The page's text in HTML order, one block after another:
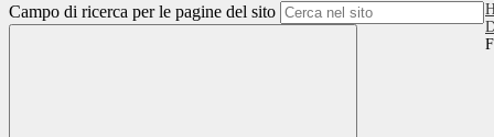
Campo di ricerca per le pagine del sito